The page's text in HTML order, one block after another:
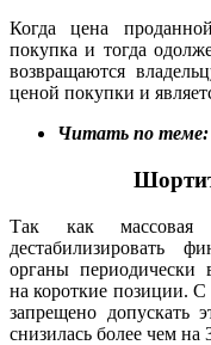
Когда цена
покупка и тогда
возвращаются
ценой покупки и
Читать по теме:
Так как массовая
дестабилизировать
органы периодически
на короткие позиции.
запрещено допускать
снизилась более чем на